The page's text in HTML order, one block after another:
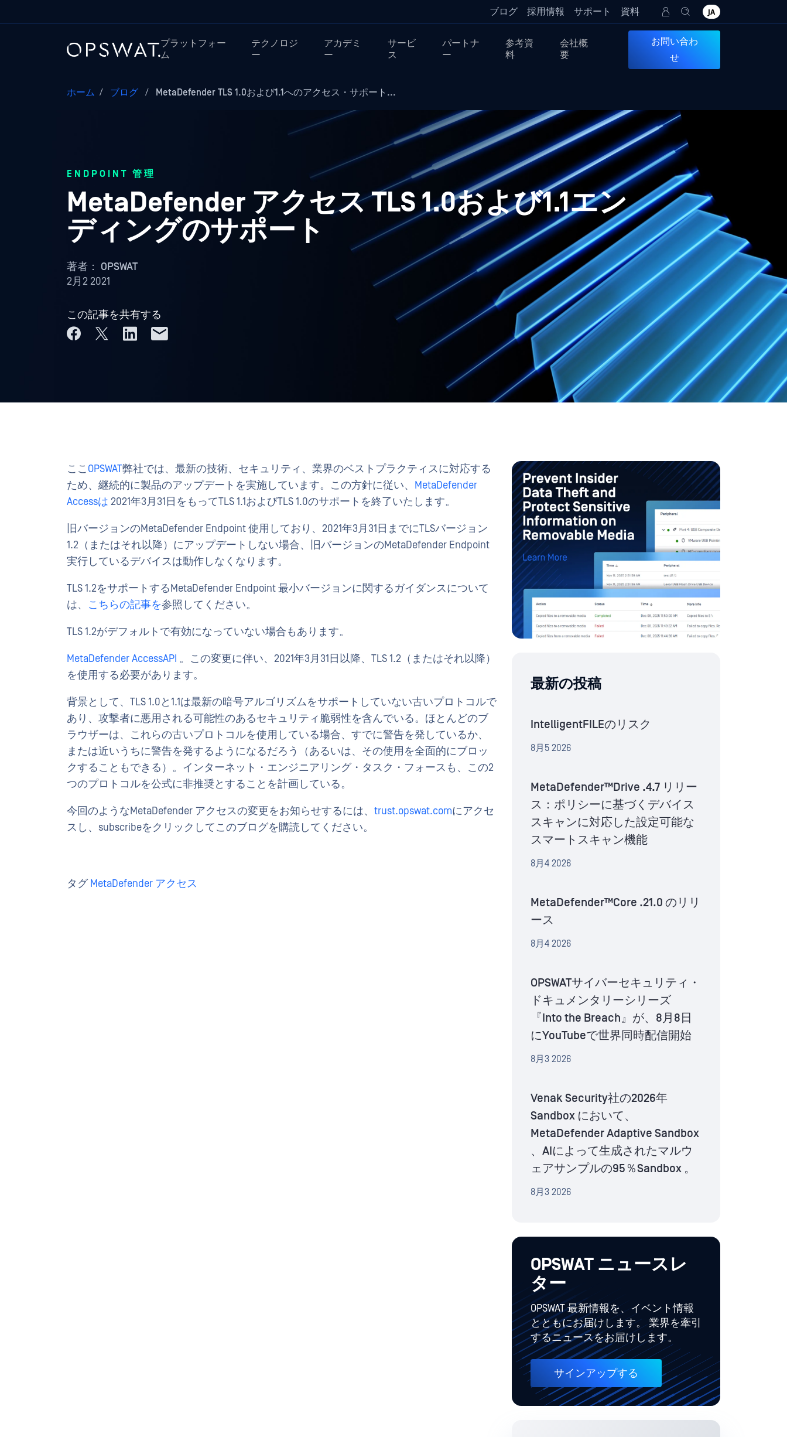
ブログ 採用情報 サポート 資料 JA
プラットフォー
ム
テクノロジ
ー
アカデミ
ー
サービ
ス
パートナ
ー
参考資
料
会社概
要
お問い合わ
せ
ホーム / ブログ / MetaDefender TLS 1.0および1.1へのアクセス・サポート...
ENDPOINT 管理
MetaDefender アクセス TLS 1.0および1.1エン
ディングのサポート
著者： OPSWAT
2月2 2021
この記事を共有する
ここOPSWAT弊社では、最新の技術、セキュリティ、業界のベストプラクティスに対応する
ため、継続的に製品のアップデートを実施しています。この方針に従い、 MetaDefender
Accessは 2021年3月31日をもってTLS 1.1およびTLS 1.0のサポートを終了いたします。
旧バージョンのMetaDefender Endpoint 使用しており、2021年3月31日までにTLSバージョン
1.2（またはそれ以降）にアップデートしない場合、旧バージョンのMetaDefender Endpoint
実行しているデバイスは動作しなくなります。
TLS 1.2をサポートするMetaDefender Endpoint 最小バージョンに関するガイダンスについて
は、 こちらの記事を参照してください。
TLS 1.2がデフォルトで有効になっていない場合もあります。
MetaDefender AccessAPI 。この変更に伴い、2021年3月31日以降、TLS 1.2（またはそれ以降）
を使用する必要があります。
背景として、TLS 1.0と1.1は最新の暗号アルゴリズムをサポートしていない古いプロトコルで
あり、攻撃者に悪用される可能性のあるセキュリティ脆弱性を含んでいる。ほとんどのブ
ラウザーは、これらの古いプロトコルを使用している場合、すでに警告を発しているか、
または近いうちに警告を発するようになるだろう（あるいは、その使用を全面的にブロッ
クすることもできる）。インターネット・エンジニアリング・タスク・フォースも、この2
つのプロトコルを公式に非推奨とすることを計画している。
今回のようなMetaDefender アクセスの変更をお知らせするには、 trust.opswat.comにアクセ
スし、subscribeをクリックしてこのブログを購読してください。
タグ MetaDefender アクセス
最新の投稿
IntelligentFILEのリスク
8月5 2026
MetaDefender™Drive .4.7 リリー
ス：ポリシーに基づくデバイス
スキャンに対応した設定可能な
スマートスキャン機能
8月4 2026
MetaDefender™Core .21.0 のリリ
ース
8月4 2026
OPSWATサイバーセキュリティ・
ドキュメンタリーシリーズ
『Into the Breach』が、8月8日
にYouTubeで世界同時配信開始
8月3 2026
Venak Security社の2026年
Sandbox において、
MetaDefender Adaptive Sandbox
、AIによって生成されたマルウ
ェアサンプルの95％Sandbox 。
8月3 2026
OPSWAT ニュースレ
ター
OPSWAT 最新情報を、イベント情報
とともにお届けします。 業界を牽引
するニュースをお届けします。
サインアップする